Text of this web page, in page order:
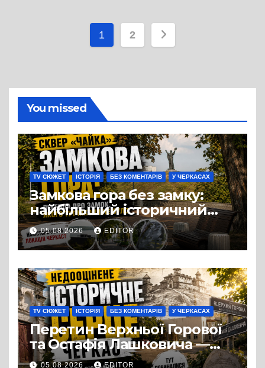
Пагінація
1 2
You missed
TV СЮЖЕТ ІСТОРІЯ БЕЗ КОМЕНТАРІВ У ЧЕРКАСАХ
Замкова гора без замку:
найбільший історичний
міф Черкас
05.08.2026 EDITOR
TV СЮЖЕТ ІСТОРІЯ БЕЗ КОМЕНТАРІВ У ЧЕРКАСАХ
Перетин Верхньої Горової
та Остафія Лашковича —
історичне серце Черкас.
05.08.2026 EDITOR